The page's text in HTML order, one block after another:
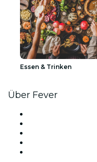
Essen & Trinken
Über Fever